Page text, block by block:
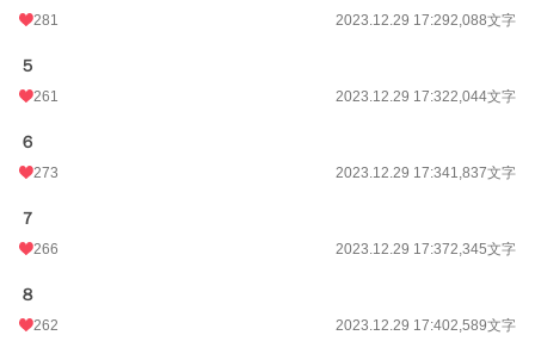
281 2023.12.29 17:292,088文字
５
261 2023.12.29 17:322,044文字
６
273 2023.12.29 17:341,837文字
７
266 2023.12.29 17:372,345文字
８
262 2023.12.29 17:402,589文字